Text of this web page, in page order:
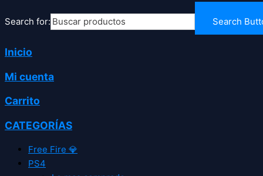
Search for: Search
Inicio
Mi cuenta
Carrito
CATEGORÍAS
Free Fire 💎
PS4